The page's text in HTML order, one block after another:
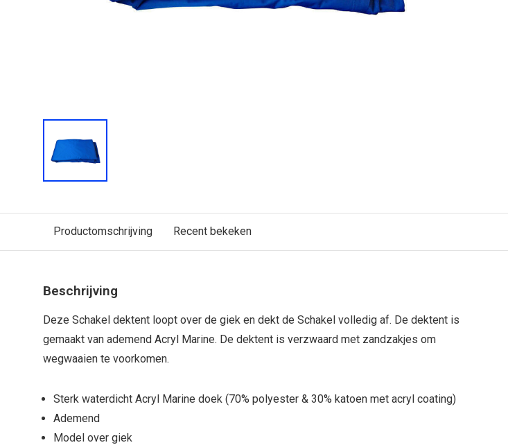
Productomschrijving Recent bekeken
Beschrijving
Deze Schakel dektent loopt over de giek en dekt de Schakel volledig af. De dektent is
gemaakt van ademend Acryl Marine. De dektent is verzwaard met zandzakjes om
wegwaaien te voorkomen.
Sterk waterdicht Acryl Marine doek (70% polyester & 30% katoen met acryl coating)
Ademend
Model over giek